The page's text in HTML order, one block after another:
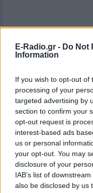
E-Radio.gr - Do Not
Information
If you wish to opt-out of
processing of your
targeted advertising by
section to confirm your
opt-out request is
interest-based ads
us or personal
your opt-out. You may
disclosure of your
IAB’s list of
also be disclosed by us